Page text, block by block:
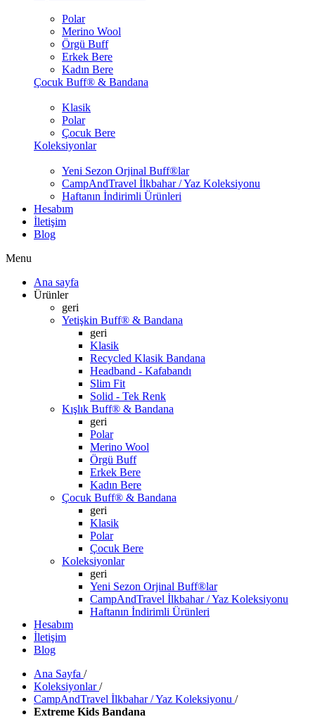
Polar
Merino Wool
Örgü Buff
Erkek Bere
Kadın Bere
Çocuk Buff® & Bandana
Klasik
Polar
Çocuk Bere
Koleksiyonlar
Yeni Sezon Orjinal Buff®lar
CampAndTravel İlkbahar / Yaz Koleksiyonu
Haftanın İndirimli Ürünleri
Hesabım
İletişim
Blog
Menu
Ana sayfa
Ürünler
geri
Yetişkin Buff® & Bandana
geri
Klasik
Recycled Klasik Bandana
Headband - Kafabandı
Slim Fit
Solid - Tek Renk
Kışlık Buff® & Bandana
geri
Polar
Merino Wool
Örgü Buff
Erkek Bere
Kadın Bere
Çocuk Buff® & Bandana
geri
Klasik
Polar
Çocuk Bere
Koleksiyonlar
geri
Yeni Sezon Orjinal Buff®lar
CampAndTravel İlkbahar / Yaz Koleksiyonu
Haftanın İndirimli Ürünleri
Hesabım
İletişim
Blog
Ana Sayfa /
Koleksiyonlar /
CampAndTravel İlkbahar / Yaz Koleksiyonu /
Extreme Kids Bandana